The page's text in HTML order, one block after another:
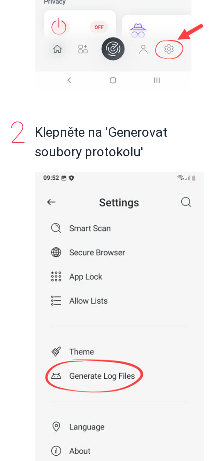
Klepněte na 'Generovat
soubory protokolu'